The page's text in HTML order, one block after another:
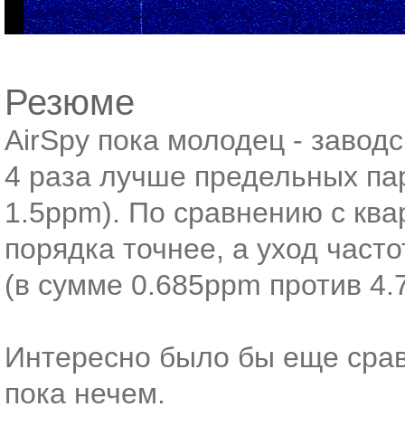
Резюме
AirSpy пока молодец -
4 раза лучше предельных
1.5ppm). По сравнению с
порядка точнее, а уход
(в сумме 0.685ppm против
Интересно было бы еще
пока нечем.